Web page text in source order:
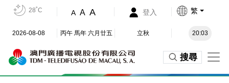
28˚C A A A 登入 繁
2026-08-08 丙午 馬年 六月廿五 立秋 20:03
搜尋